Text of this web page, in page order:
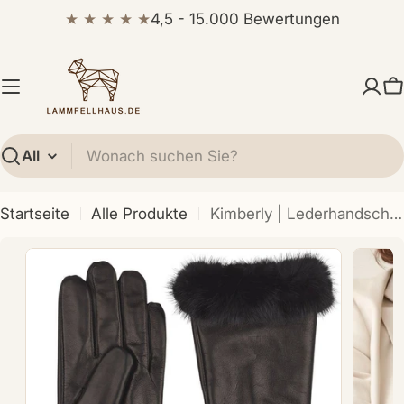
★ ★ ★ ★ ★4,5 - 15.000 Bewertungen
Suchen
Startseite Alle Produkte Kimberly | Lederhandschuhe | Nerzpelz | Damenhandschuhe